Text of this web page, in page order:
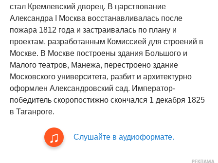
стал Кремлевский дворец. В царствование
Александра I Москва восстанавливалась после
пожара 1812 года и застраивалась по плану и
проектам, разработанным Комиссией для строений в
Москве. В Москве построены здания Большого и
Малого театров, Манежа, перестроено здание
Московского университета, разбит и архитектурно
оформлен Александровский сад. Император-
победитель скоропостижно скончался 1 декабря 1825
в Таганроге.
Слушайте в аудиоформате.